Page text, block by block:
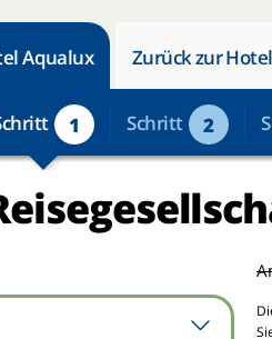
Aqualux Zurück zur
1 Schritt 2